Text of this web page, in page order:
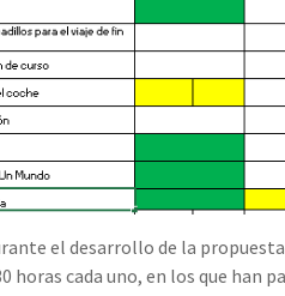
el desarrollo de la
horas cada uno, en los que han